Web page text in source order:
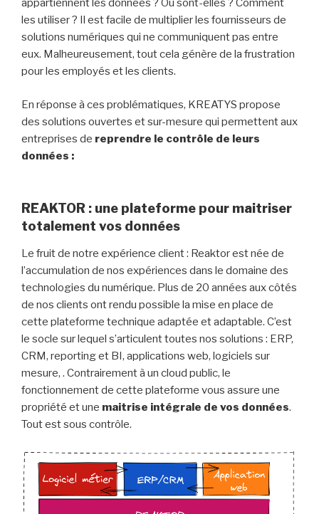
appartiennent les données ? Où sont-elles ? Comment
les utiliser ? Il est facile de multiplier les fournisseurs de
solutions numériques qui ne communiquent pas entre
eux. Malheureusement, tout cela génère de la frustration
pour les employés et les clients.
En réponse à ces problématiques, KREATYS propose
des solutions ouvertes et sur-mesure qui permettent aux
entreprises de reprendre le contrôle de leurs
données :
REAKTOR : une plateforme pour maitriser
totalement vos données
Le fruit de notre expérience client : Reaktor est née de
l’accumulation de nos expériences dans le domaine des
technologies du numérique. Plus de 20 années aux côtés
de nos clients ont rendu possible la mise en place de
cette plateforme technique adaptée et adaptable. C’est
le socle sur lequel s’articulent toutes nos solutions : ERP,
CRM, reporting et BI, applications web, logiciels sur
mesure, . Contrairement à un cloud public, le
fonctionnement de cette plateforme vous assure une
propriété et une maitrise intégrale de vos données.
Tout est sous contrôle.